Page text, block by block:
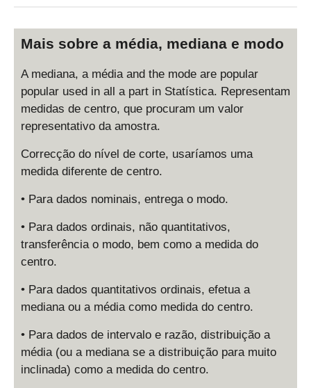
Mais sobre a média, mediana e modo
A mediana, a média and the mode are popular
popular used in all a part in Statística. Representam
medidas de centro, que procuram um valor
representativo da amostra.
Correcção do nível de corte, usaríamos uma
medida diferente de centro.
• Para dados nominais, entrega o modo.
• Para dados ordinais, não quantitativos,
transferência o modo, bem como a medida do
centro.
• Para dados quantitativos ordinais, efetua a
mediana ou a média como medida do centro.
• Para dados de intervalo e razão, distribuição a
média (ou a mediana se a distribuição para muito
inclinada) como a medida do centro.